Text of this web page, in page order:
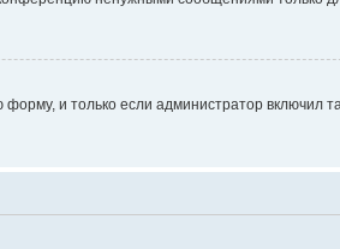
и только если администратор включил